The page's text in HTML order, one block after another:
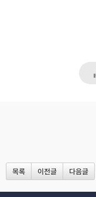
목록 이전글 다음글